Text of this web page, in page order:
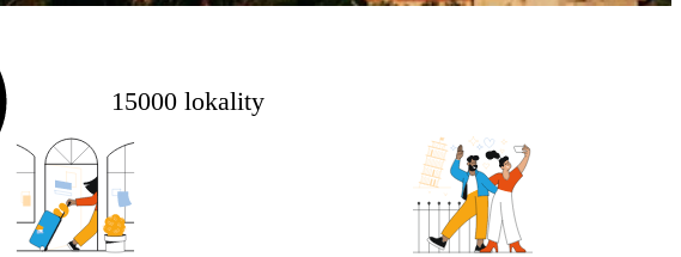
15000 lokality